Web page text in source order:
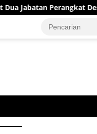
Perangkat Desa